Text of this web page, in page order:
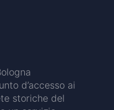
d’accesso ai
storiche del